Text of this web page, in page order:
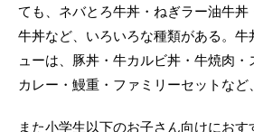
ても、ネバとろ牛丼・ねぎラー油牛丼
牛丼など、いろいろな種類がある。牛
ューは、豚丼・牛カルビ丼・牛焼肉
カレー・鰻重・ファミリーセットなど
また小学生以下のお子さん向けにお